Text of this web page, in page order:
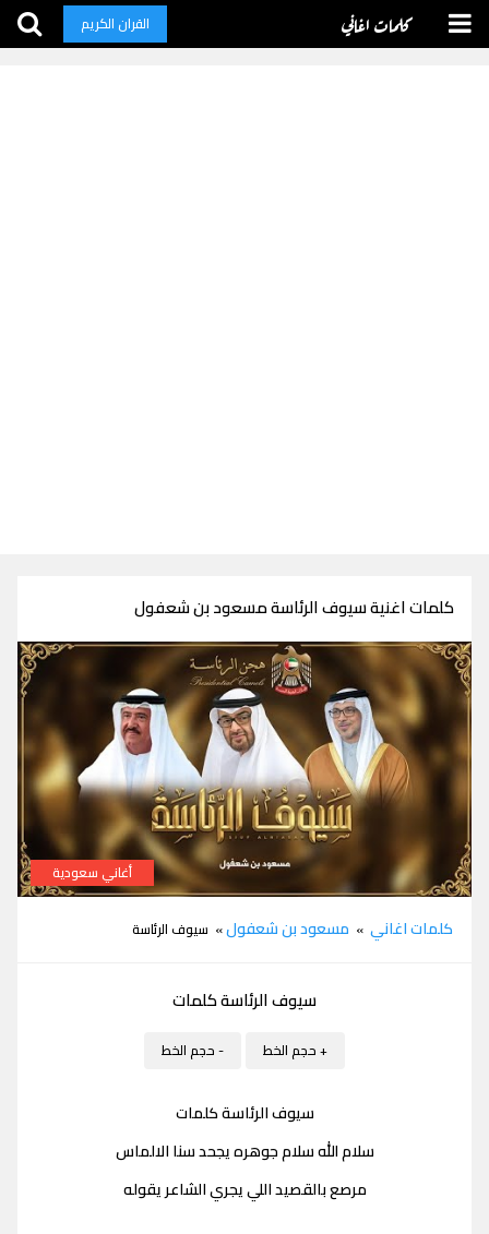
كلمات اغاني القران الكريم
كلمات اغنية سيوف الرئاسة مسعود بن شعفول
أغاني سعودية
كلمات اغاني » مسعود بن شعفول» سيوف الرئاسة
سيوف الرئاسة كلمات
+ حجم الخط - حجم الخط
سيوف الرئاسة كلمات
سلام الله سلام جوهره يجحد سنا الالماس
مرصع بالقصيد اللي يجري الشاعر يقوله